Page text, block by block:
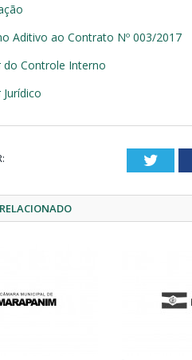
Aditivo ao Contrato Nº 003/2017
do Controle Interno